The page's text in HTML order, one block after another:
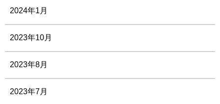
2024年1月
2023年10月
2023年8月
2023年7月